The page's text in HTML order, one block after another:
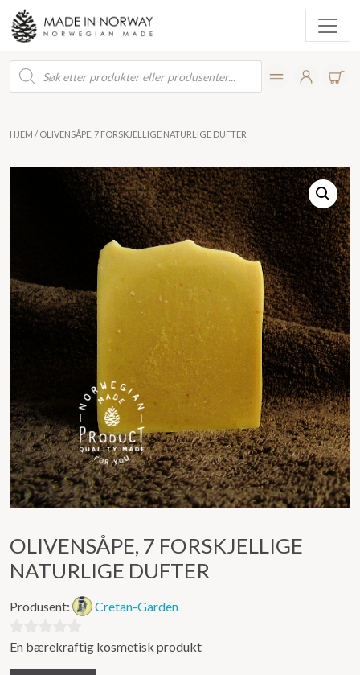
Products
search
HJEM / OLIVENSÅPE, 7 FORSKJELLIGE NATURLIGE DUFTER
OLIVENSÅPE, 7 FORSKJELLIGE
NATURLIGE DUFTER
Produsent: Cretan-Garden
0
En bærekraftig kosmetisk produkt